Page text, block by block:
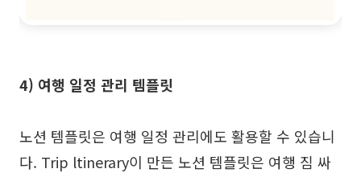
4) 여행 일정 관리 템플릿
노션 템플릿은 여행 일정 관리에도 활용할 수 있습니
다. Trip ltinerary이 만든 노션 템플릿은 여행 짐 싸